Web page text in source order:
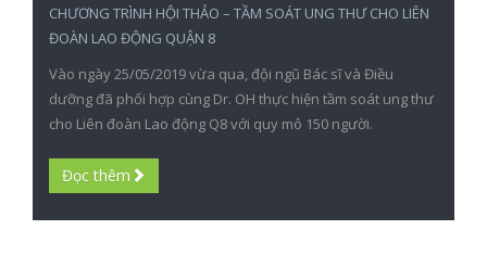
CHƯƠNG TRÌNH HỘI THẢO – TẦM SOÁT UNG THƯ CHO LIÊN
ĐOÀN LAO ĐỘNG QUẬN 8
Vào ngày 25/05/2019 vừa qua, đội ngũ Bác sĩ và Điều
dưỡng đã phối hợp cùng Dr. OH thực hiện tầm soát ung thư
cho Liên đoàn Lao động Q8 với quy mô 150 người.
Đọc thêm